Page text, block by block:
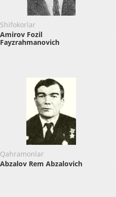
Shifokorlar
Amirov Fozil
Fayzrahmanovich
Qahramonlar
Abzalov Rem Abzalovich